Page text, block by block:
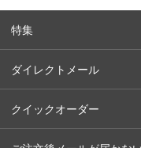
特集
ダイレクトメール
クイックオーダー